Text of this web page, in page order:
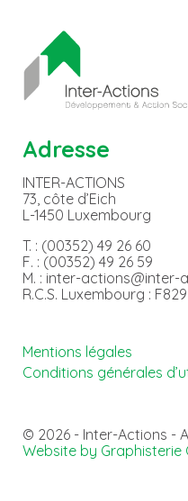
Adresse
INTER-ACTIONS
73, côte d’Eich
L-1450 Luxembourg
T. : (00352) 49 26 60
F. : (00352) 49 26 59
M. : inter-actions@inter-
R.C.S. Luxembourg : F829
Mentions légales
Conditions générales
© 2026 - Inter-Actions -
Website by Graphisterie